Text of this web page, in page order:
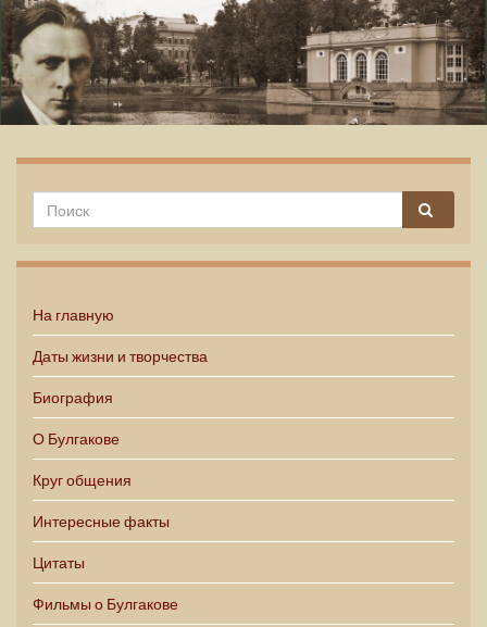
На главную
Даты жизни и творчества
Биография
О Булгакове
Круг общения
Интересные факты
Цитаты
Фильмы о Булгакове